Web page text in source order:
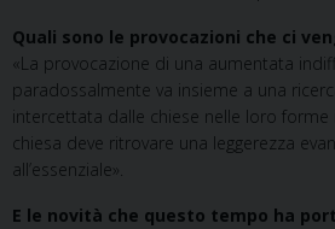
Quali sono le provocazioni che ci
«La provocazione di una aumentata
paradossalmente va insieme a una
intercettata dalle chiese nelle loro forme
chiesa deve ritrovare una leggerezza
all’essenziale».
E le novità che questo tempo ha